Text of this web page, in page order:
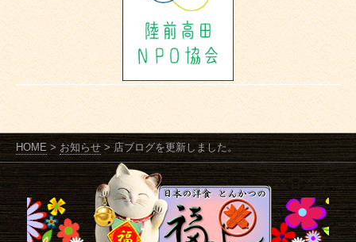
HOME > お知らせ >店ブログを更新しました。